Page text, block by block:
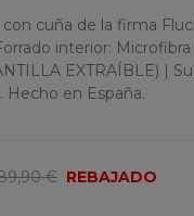
cuña de la firma
interior: Microfibra
EXTRAÍBLE) |
Hecho en España.
€ REBAJADO